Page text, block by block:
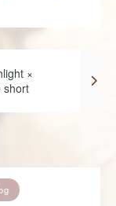
×
short